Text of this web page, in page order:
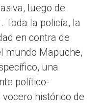
luego de
Toda la policía, la
en contra de
mundo Mapuche,
una
político-
histórico de